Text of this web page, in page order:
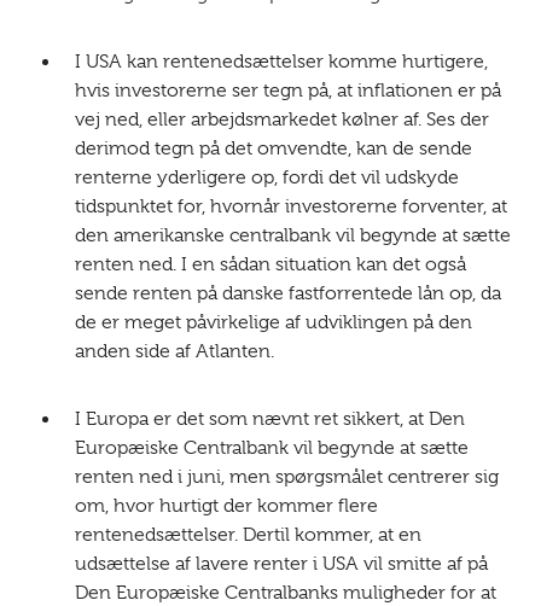
I USA kan rentenedsættelser komme hurtigere,
hvis investorerne ser tegn på, at inflationen er på
vej ned, eller arbejdsmarkedet kølner af. Ses der
derimod tegn på det omvendte, kan de sende
renterne yderligere op, fordi det vil udskyde
tidspunktet for, hvornår investorerne forventer, at
den amerikanske centralbank vil begynde at sætte
renten ned. I en sådan situation kan det også
sende renten på danske fastforrentede lån op, da
de er meget påvirkelige af udviklingen på den
anden side af Atlanten.
I Europa er det som nævnt ret sikkert, at Den
Europæiske Centralbank vil begynde at sætte
renten ned i juni, men spørgsmålet centrerer sig
om, hvor hurtigt der kommer flere
rentenedsættelser. Dertil kommer, at en
udsættelse af lavere renter i USA vil smitte af på
Den Europæiske Centralbanks muligheder for at